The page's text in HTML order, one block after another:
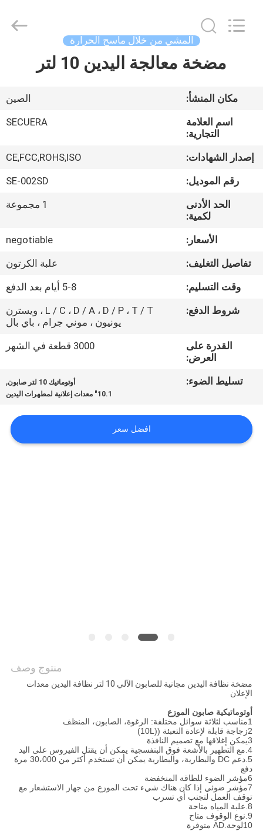
مسكن
منتجات
معلومات
عنا
جولة
المعمل
مراقبة
الجودة
اطلب
خريطة
CO.,LTD.
المشي من خلال ماسح الحرارة
مضخة معالجة اليدين 10 لتر
مكان المنشأ:
الصين
اسم العلامة
التجارية:
SECUERA
إصدار الشهادات:
CE,FCC,ROHS,ISO
رقم الموديل:
SE-002SD
الحد الأدنى
لكمية:
1 مجموعة
الأسعار:
negotiable
تفاصيل التغليف:
علبة الكرتون
وقت التسليم:
5-8 أيام بعد الدفع
شروط الدفع:
L / C ، D / A ، D / P ، T / T ، ويسترن
يونيون ، موني جرام ، باي بال
القدرة على
العرض:
3000 قطعة في الشهر
تسليط الضوء: أوتوماتيك 10 لتر صابون ,
10.1" معدات إعلانية لمطهرات اليدين
افضل سعر
منتوج وصف
مضخة نظافة اليدين مجانية للصابون الآلي 10 لتر نظافة اليدين معدات
الإعلان
أوتوماتيكية صابون الموزع
1مناسب لثلاثة سوائل مختلفة: الرغوة، الصابون، المنظف
2زجاجة قابلة لإعادة التعبئة ((10L)
3يمكن إغلاقها مع تصميم النافذة
4.مع التطهير بالأشعة فوق البنفسجية يمكن أن يقتل الفيروس على اليد
5.دعم DC والبطارية، والبطارية يمكن أن تستخدم أكثر من 30،000 مرة
دفع
6مؤشر الضوء للطاقة المنخفضة
7مؤشر ضوئي إذا كان هناك شيء تحت الموزع من جهاز الاستشعار مع
توقف العمل لتجنب أي تسرب
8.علبة المياه متاحة
9.نوع الوقوف متاح
10لوحة.AD متوفرة